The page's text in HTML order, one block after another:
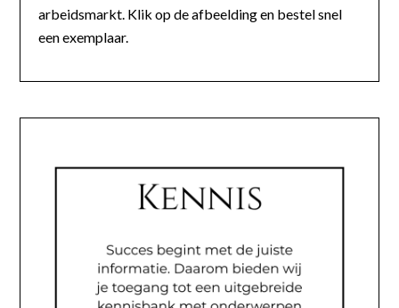
arbeidsmarkt. Klik op de afbeelding en bestel snel
een exemplaar.